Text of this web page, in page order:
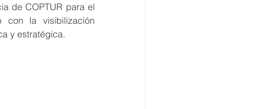
de COPTUR para el
con la visibilización
y estratégica.